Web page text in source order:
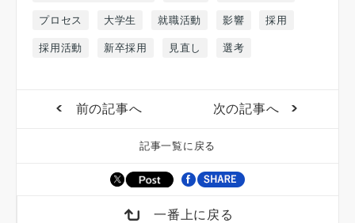
プロセス 大学生 就職活動 影響 採用
採用活動 新卒採用 見直し 選考
前の記事へ 次の記事へ
記事一覧に戻る
一番上に戻る